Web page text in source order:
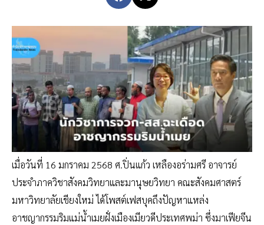
เมื่อวันที่ 16 มกราคม 2568 ศ.ปิ่นแก้ว เหลืองอร่ามศรี อาจารย์
ประจำภาควิชาสังคมวิทยาและมานุษยวิทยา คณะสังคมศาสตร์
มหาวิทยาลัยเชียงใหม่ ได้โพสต์เฟสบุคถึงปัญหาแหล่ง
อาชญากรรมริมแม่น้ำเมยฝั่งเมืองเมียวดีประเทศพม่า ซึ่งมาเฟียจีน